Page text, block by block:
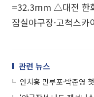
=32.3mm △대전 한
잠실야구장·고척스
관련 뉴스
안치홍 만루포·박준영